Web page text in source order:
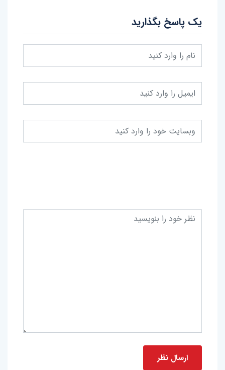
یک پاسخ بگذارید